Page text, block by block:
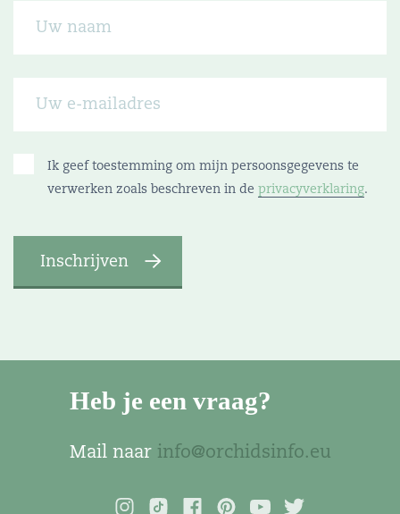
Ik geef toestemming om mijn persoonsgegevens te
verwerken zoals beschreven in de privacyverklaring.
Heb je een vraag?
Mail naar info@orchidsinfo.eu